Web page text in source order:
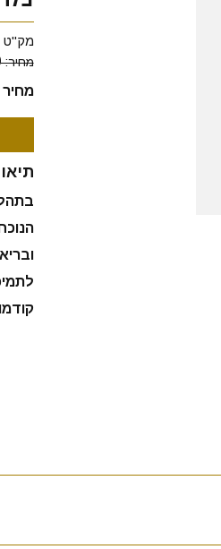
מחיר: